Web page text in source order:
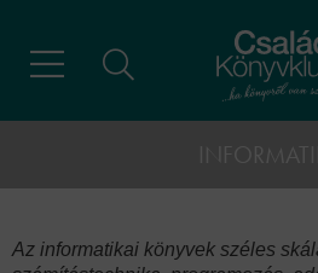
Az informatikai könyvek széles